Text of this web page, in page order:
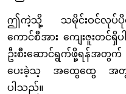
ဤကဲ့သို့ သမိုင်းဝင်လုပ်
ကောင်စီအား ကျေးဇူးတင်
ဦးစီးဆောင်ရွက်ဖို့ရန်အတွ
ပေးခဲ့သ့ အထွေထွေ အတွင်
ပါသည်။